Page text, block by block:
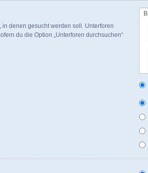
denen gesucht werden soll. Unterforen
du die Option „Unterforen durchsuchen“